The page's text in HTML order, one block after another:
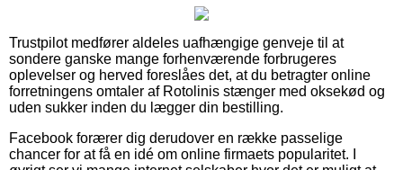
Trustpilot medfører aldeles uafhængige genveje til at
sondere ganske mange forhenværende forbrugeres
oplevelser og herved foreslåes det, at du betragter online
forretningens omtaler af Rotolinis stænger med oksekød og
uden sukker inden du lægger din bestilling.
Facebook forærer dig derudover en række passelige
chancer for at få en idé om online firmaets popularitet. I